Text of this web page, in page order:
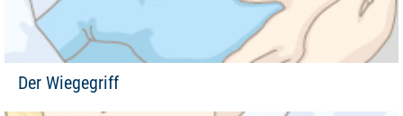
Der Wiegegriff